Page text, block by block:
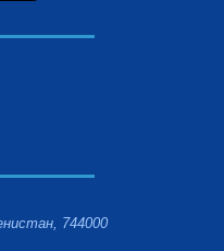
744000